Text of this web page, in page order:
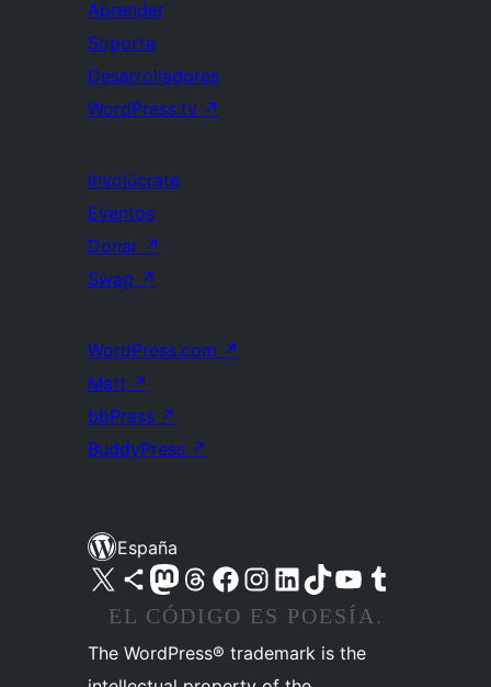
Aprender
Soporte
Desarrolladores
WordPress.tv ↗
Involúcrate
Eventos
Donar ↗
Swag ↗
WordPress.com ↗
Matt ↗
bbPress ↗
BuddyPress ↗
España
Visita nuestra cuenta de X (anteriormente Twitter)
Visita nuestra cuenta de Bluesky
Visita nuestra cuenta de Mastodon
Visita nuestra cuenta de Threads
Visita nuestra página de Facebook
Visita nuestra cuenta de Instagram
Visita nuestra cuenta de LinkedIn
Visita nuestra cuenta de TikTok
Visita nuestro canal de YouTube
Visita nuestra cuenta de Tumblr
EL CÓDIGO ES POESÍA.
The WordPress® trademark is the